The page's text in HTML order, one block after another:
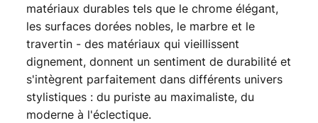
matériaux durables tels que le chrome élégant,
les surfaces dorées nobles, le marbre et le
travertin - des matériaux qui vieillissent
dignement, donnent un sentiment de durabilité et
s'intègrent parfaitement dans différents univers
stylistiques : du puriste au maximaliste, du
moderne à l'éclectique.